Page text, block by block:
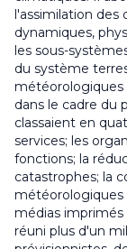
l'assimilation des
dynamiques,
les sous-
du système
météorologiques
dans le cadre du
classaient en
services; les
fonctions; la
catastrophes; la
météorologiques
médias imprimés
réuni plus d'un